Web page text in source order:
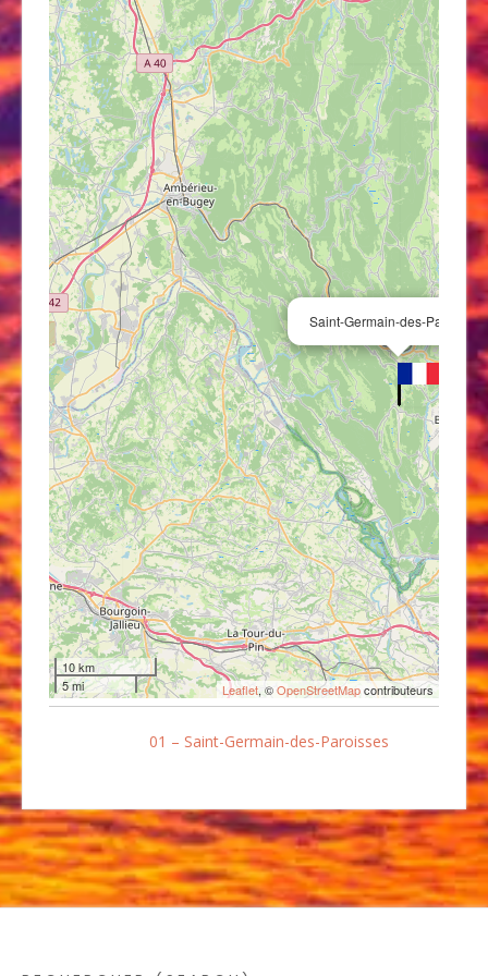
Saint-Germain-des-Paroisses
10 km
5 mi
Leaflet, ©OpenStreetMapcontributeurs
01 – Saint-Germain-des-Paroisses